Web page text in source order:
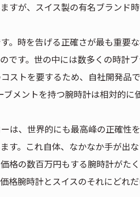
すが、スイス製の有名ブランド
。時を告げる正確さが最も重要
です。世の中には数多くの時計
ストを要するため、自社開発品
メントを持つ腕時計は相対的に
は、世界的にも最高峰の正確性
す。これ自体、なかなか手が出
格の数百万円もする腕時計がた
格腕時計とスイスのそれにどれ